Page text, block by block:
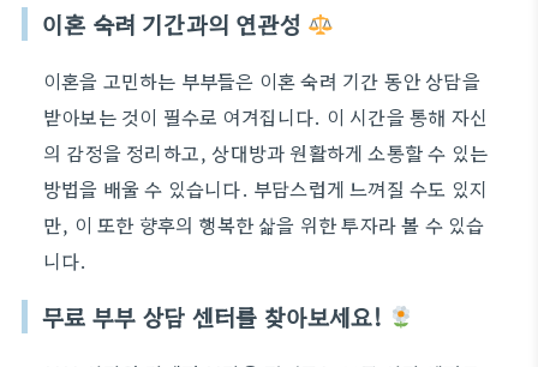
이혼 숙려 기간과의 연관성
이혼을 고민하는 부부들은 이혼 숙려 기간 동안 상담을
받아보는 것이 필수로 여겨집니다. 이 시간을 통해 자신
의 감정을 정리하고, 상대방과 원활하게 소통할 수 있는
방법을 배울 수 있습니다. 부담스럽게 느껴질 수도 있지
만, 이 또한 향후의 행복한 삶을 위한 투자라 볼 수 있습
니다.
무료 부부 상담 센터를 찾아보세요!